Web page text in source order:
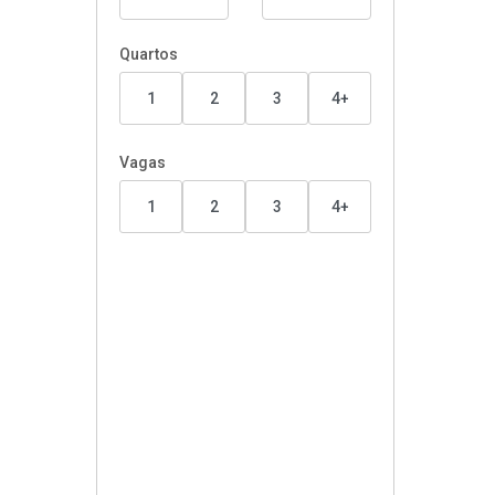
Quartos
1 2 3 4+
Vagas
1 2 3 4+